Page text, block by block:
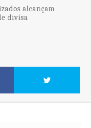
alcançam
divisa